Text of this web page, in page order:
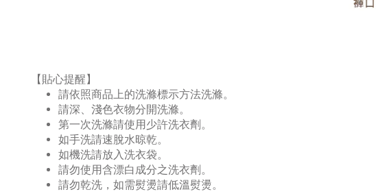
【貼心提醒】
請依照商品上的洗滌標示方法洗滌。
請深、淺色衣物分開洗滌。
第一次洗滌請使用少許洗衣劑。
如手洗請速脫水晾乾。
如機洗請放入洗衣袋。
請勿使用含漂白成分之洗衣劑。
請勿乾洗，如需熨燙請低溫熨燙。